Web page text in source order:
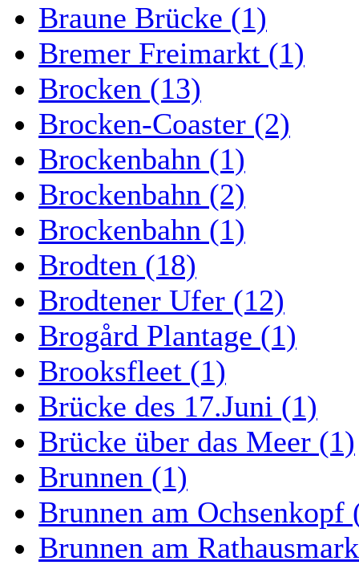
Braune Brücke (1)
Bremer Freimarkt (1)
Brocken (13)
Brocken-Coaster (2)
Brockenbahn (1)
Brockenbahn (2)
Brockenbahn (1)
Brodten (18)
Brodtener Ufer (12)
Brogård Plantage (1)
Brooksfleet (1)
Brücke des 17.Juni (1)
Brücke über das Meer (1)
Brunnen (1)
Brunnen am Ochsenkopf
Brunnen am